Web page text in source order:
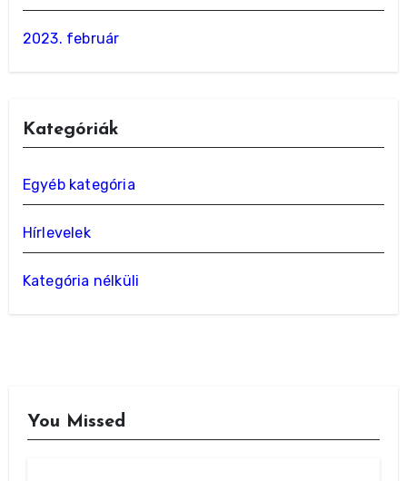
2023. február
Kategóriák
Egyéb kategória
Hírlevelek
Kategória nélküli
You Missed